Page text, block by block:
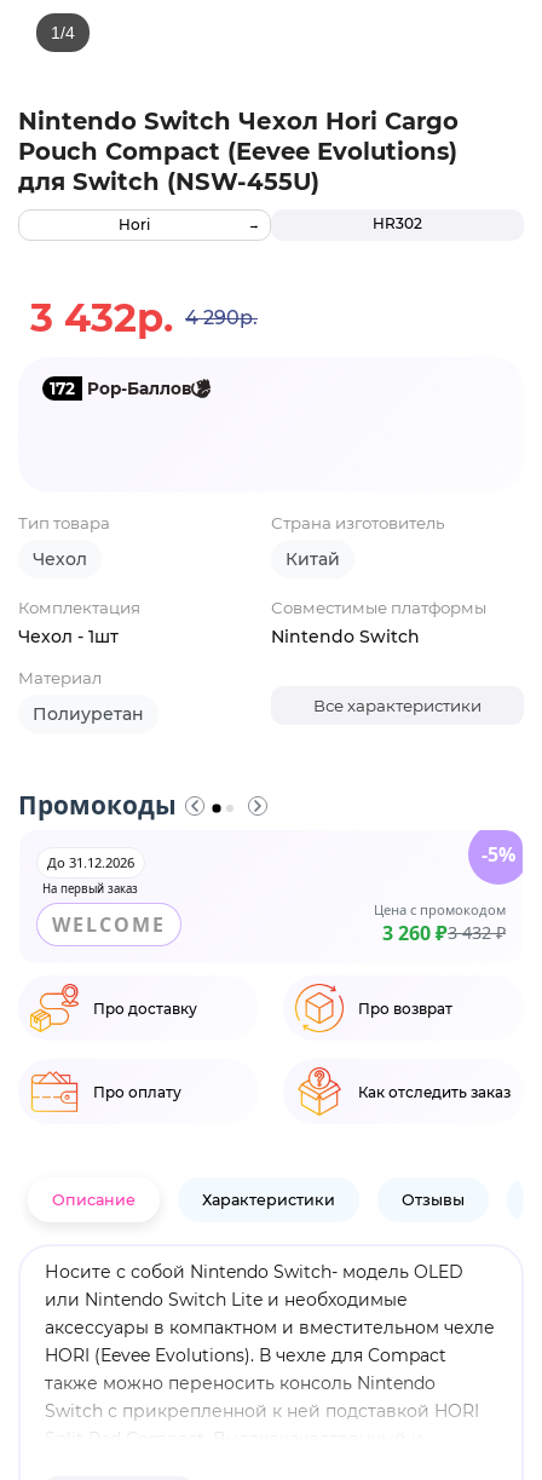
Nintendo Switch Чехол Hori Cargo
Pouch Compact (Eevee Evolutions)
для Switch (NSW-455U)
HR302
Hori
3 432р. 4 290р.
172 Pop-Баллов
Тип товара
Чехол
Страна изготовитель
Китай
Комплектация
Чехол - 1шт
Совместимые платформы
Nintendo Switch
Материал
Полиуретан Все характеристики
Промокоды
На первый заказ
До 31.12.2026
WELCOME
Цена с промокодом
3 260 ₽3 432 ₽
-5%
Про доставку Про возврат
Про оплату Как отследить заказ
Описание Характеристики Отзывы
Носите с собой Nintendo Switch- модель OLED
или Nintendo Switch Lite и необходимые
аксессуары в компактном и вместительном чехле
HORI (Eevee Evolutions). В чехле для Compact
также можно переносить консоль Nintendo
Switch с прикрепленной к ней подставкой HORI
Split Pad Compact. Высококачественный и